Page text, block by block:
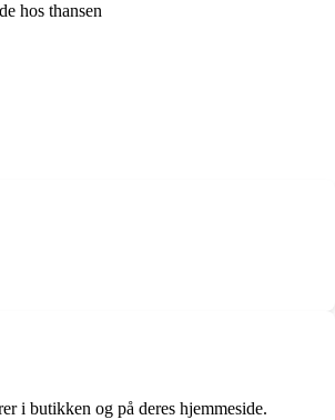
hos thansen
i butikken og på deres hjemmeside.